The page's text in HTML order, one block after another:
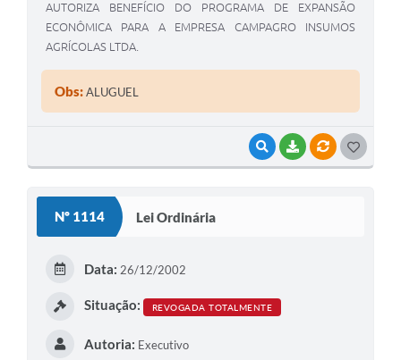
VISUALIZAR
BAIXARVÍNCULOS
AUTORIZA BENEFÍCIO DO PROGRAMA DE EXPANSÃO
ECONÔMICA PARA A EMPRESA CAMPAGRO INSUMOS
AGRÍCOLAS LTDA.
Obs:ALUGUEL
Nº 1114 Lei Ordinária
Data: 26/12/2002
Situação: REVOGADA TOTALMENTE
Autoria: Executivo